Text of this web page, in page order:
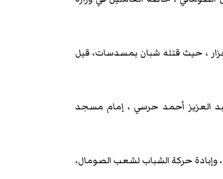
، حيث قتله شبان بمسدسات، قيل
العزيز أحمد حرسي ، إمام مسجد
وإبادة حركة الشباب لشعب الصومال،